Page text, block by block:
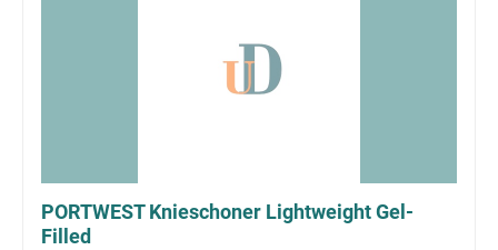
PORTWEST Knieschoner Lightweight Gel-
Filled